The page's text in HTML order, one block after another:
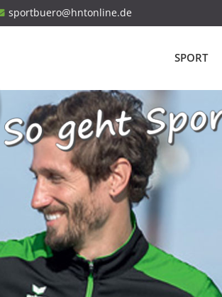
sportbuero@hntonline.de
SPORT